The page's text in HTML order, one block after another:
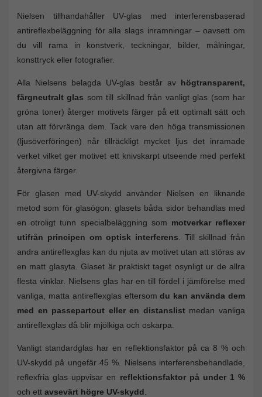
Nielsen tillhandahåller UV-glas med interferensbaserad
antireflexbeläggning för alla slags inramningar – oavsett om
du vill rama in konstverk, teckningar, bilder, målningar,
konsttryck eller fotografier.
Alla Nielsens belagda UV-glas består av högtransparent,
färgneutralt glas som till skillnad från vanligt glas (som har
gröna toner) återger motivets färger på ett optimalt sätt och
utan att förvränga dem. Tack vare den höga transmissionen
(ljusöverföringen) når tillräckligt mycket ljus det inramade
verket vilket ger motivet ett knivskarpt utseende med perfekt
återgivna färger.
För glasen med UV-skydd använder Nielsen en liknande
metod som för glasögon: glasets båda sidor behandlas med
en otroligt tunn specialbeläggning som motverkar reflexer
utifrån principen om optisk interferens . Till skillnad från
andra antireflexglas kan du njuta av motivet utan att störas av
en matt glasyta. Glaset är praktiskt taget osynligt ur de allra
flesta vinklar. Nielsens glas har en till fördel i jämförelse med
vanliga, matta antireflexglas eftersomdu kan använda dem
med en passepartout eller en distanslistmedan vanliga
antireflexglas då blir mjölkiga och oskarpa.
Vanligt standardglas har en reflektionsfaktor på ca 8 % och
UV-skydd på ungefär 45 %. Nielsens interferensbehandlade,
reflexfria glas uppvisar en reflektionsfaktor på under 1 %
och ett avsevärt högre UV-skydd